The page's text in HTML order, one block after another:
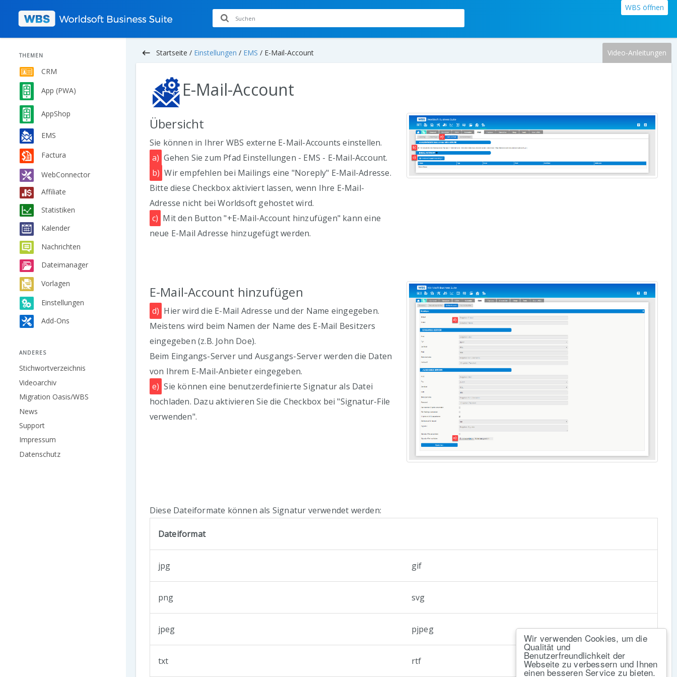
Wir verwenden Cookies, um die
Qualität und
Benutzerfreundlichkeit der
Webseite zu verbessern und Ihnen
einen besseren Service zu bieten.
WBS öffnen
THEMEN
CRM
App (PWA)
AppShop
EMS
Factura
WebConnector
Affiliate
Statistiken
Kalender
Nachrichten
Dateimanager
Vorlagen
Einstellungen
Add-Ons
ANDERES
Stichwortverzeichnis
Videoarchiv
Migration Oasis/WBS
News
Support
Impressum
Datenschutz
keyboard_backspace Startseite / Einstellungen / EMS / E-Mail-Account Video-Anleitungen
E-Mail-Account
Übersicht
Sie können in Ihrer WBS externe E-Mail-Accounts einstellen.
a) Gehen Sie zum Pfad Einstellungen - EMS - E-Mail-Account.
b) Wir empfehlen bei Mailings eine "Noreply" E-Mail-Adresse.
Bitte diese Checkbox aktiviert lassen, wenn Ihre E-Mail-
Adresse nicht bei Worldsoft gehostet wird.
c) Mit den Button "+E-Mail-Account hinzufügen" kann eine
neue E-Mail Adresse hinzugefügt werden.
E-Mail-Account hinzufügen
d) Hier wird die E-Mail Adresse und der Name eingegeben.
Meistens wird beim Namen der Name des E-Mail Besitzers
eingegeben (z.B. John Doe).
Beim Eingangs-Server und Ausgangs-Server werden die Daten
von Ihrem E-Mail-Anbieter eingegeben.
e) Sie können eine benutzerdefinierte Signatur als Datei
hochladen. Dazu aktivieren Sie die Checkbox bei "Signatur-File
verwenden".
Diese Dateiformate können als Signatur verwendet werden:
Dateiformat
jpg gif
png svg
jpeg pjpeg
txt rtf